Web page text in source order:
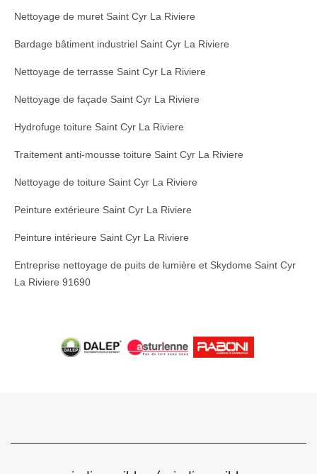
Nettoyage de muret Saint Cyr La Riviere
Bardage bâtiment industriel Saint Cyr La Riviere
Nettoyage de terrasse Saint Cyr La Riviere
Nettoyage de façade Saint Cyr La Riviere
Hydrofuge toiture Saint Cyr La Riviere
Traitement anti-mousse toiture Saint Cyr La Riviere
Nettoyage de toiture Saint Cyr La Riviere
Peinture extérieure Saint Cyr La Riviere
Peinture intérieure Saint Cyr La Riviere
Entreprise nettoyage de puits de lumière et Skydome Saint Cyr
La Riviere 91690